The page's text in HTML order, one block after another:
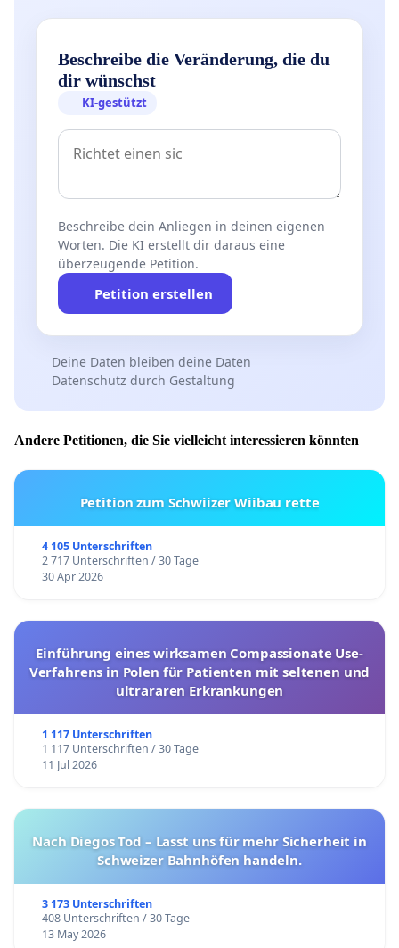
Beschreibe die Veränderung, die du
dir wünschst
KI-gestützt
Beschreibe dein Anliegen in deinen eigenen
Worten. Die KI erstellt dir daraus eine
überzeugende Petition.
Petition erstellen
Deine Daten bleiben deine Daten
Datenschutz durch Gestaltung
Andere Petitionen, die Sie vielleicht interessieren könnten
Petition zum Schwiizer Wiibau rette
4 105 Unterschriften
2 717 Unterschriften / 30 Tage
30 Apr 2026
Einführung eines wirksamen Compassionate Use-
Verfahrens in Polen für Patienten mit seltenen und
ultrararen Erkrankungen
1 117 Unterschriften
1 117 Unterschriften / 30 Tage
11 Jul 2026
Nach Diegos Tod – Lasst uns für mehr Sicherheit in
Schweizer Bahnhöfen handeln.
3 173 Unterschriften
408 Unterschriften / 30 Tage
13 May 2026